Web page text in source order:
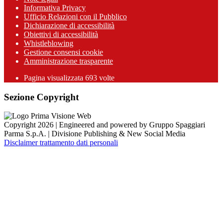
Informativa Privacy
Ufficio Relazioni con il Pubblico
Dichiarazione di accessibilità
Obiettivi di accessibilità
Whistleblowing
Gestione consensi cookie
Amministrazione trasparente
Pagina visualizzata 693 volte
Sezione Copyright
Copyright 2026 | Engineered and powered by Gruppo Spaggiari
Parma S.p.A. | Divisione Publishing & New Social Media
Disclaimer trattamento dati personali